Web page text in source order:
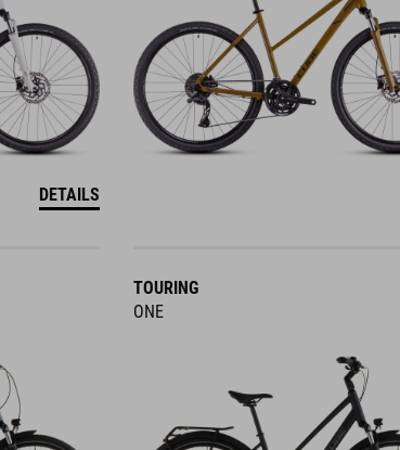
DETAILS
TOURING
ONE